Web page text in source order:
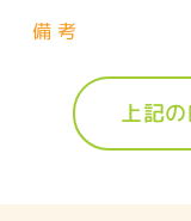
備 考
上記